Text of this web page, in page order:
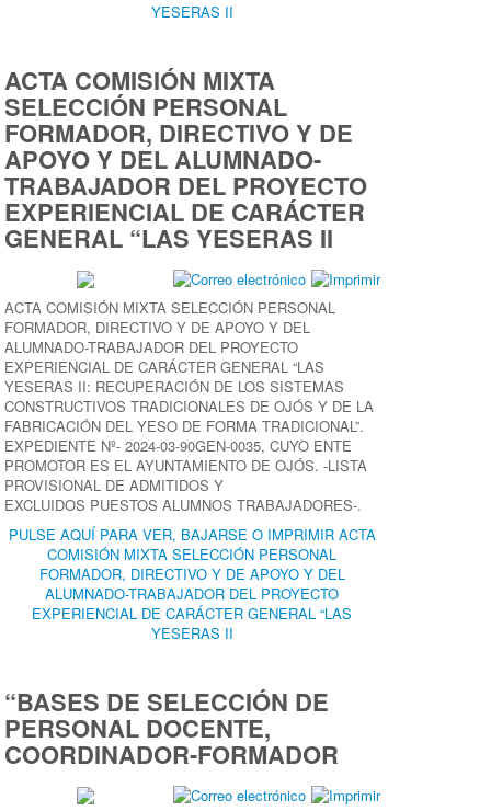
YESERAS II
ACTA COMISIÓN MIXTA
SELECCIÓN PERSONAL
FORMADOR, DIRECTIVO Y DE
APOYO Y DEL ALUMNADO-
TRABAJADOR DEL PROYECTO
EXPERIENCIAL DE CARÁCTER
GENERAL “LAS YESERAS II
ACTA COMISIÓN MIXTA SELECCIÓN PERSONAL
FORMADOR, DIRECTIVO Y DE APOYO Y DEL
ALUMNADO-TRABAJADOR DEL PROYECTO
EXPERIENCIAL DE CARÁCTER GENERAL “LAS
YESERAS II: RECUPERACIÓN DE LOS SISTEMAS
CONSTRUCTIVOS TRADICIONALES DE OJÓS Y DE LA
FABRICACIÓN DEL YESO DE FORMA TRADICIONAL”.
EXPEDIENTE Nº- 2024-03-90GEN-0035, CUYO ENTE
PROMOTOR ES EL AYUNTAMIENTO DE OJÓS. -LISTA
PROVISIONAL DE ADMITIDOS Y
EXCLUIDOS PUESTOS ALUMNOS TRABAJADORES-.
PULSE AQUÍ PARA VER, BAJARSE O IMPRIMIR ACTA
COMISIÓN MIXTA SELECCIÓN PERSONAL
FORMADOR, DIRECTIVO Y DE APOYO Y DEL
ALUMNADO-TRABAJADOR DEL PROYECTO
EXPERIENCIAL DE CARÁCTER GENERAL “LAS
YESERAS II
“BASES DE SELECCIÓN DE
PERSONAL DOCENTE,
COORDINADOR-FORMADOR